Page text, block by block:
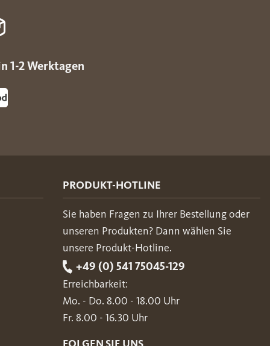
1-2 Werktagen
PRODUKT-HOTLINE
Sie haben Fragen zu Ihrer Bestellung oder
unseren Produkten? Dann wählen Sie
unsere Produkt-Hotline.
+49 (0) 541 75045-129
Erreichbarkeit:
Mo. - Do. 8.00 - 18.00 Uhr
Fr. 8.00 - 16.30 Uhr